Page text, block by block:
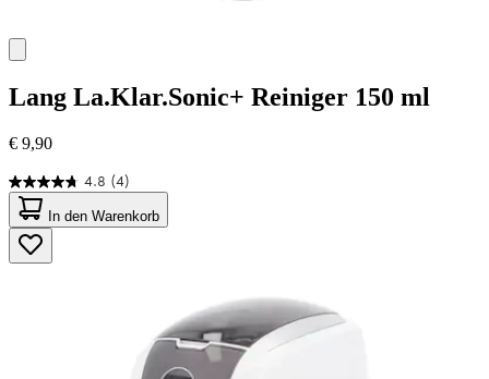
Lang La.Klar.Sonic+ Reiniger 150 ml
€ 9,90
4.8 (4)
4.8
von
5
Sternen.
4
In den Warenkorb